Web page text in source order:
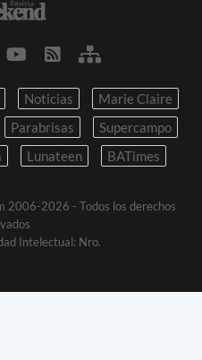
Noticias
Marie Claire
Parabrisas
Supercampo
Lunateen BATimes
2006-2026 - Todos los derechos
Intelectual: Nro.